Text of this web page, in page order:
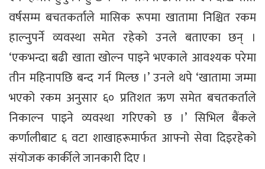
वर्षसम्म बचतकर्ताले मासिक रूपमा खातामा निश्चित रकम
हाल्नुपर्ने व्यवस्था समेत रहेको उनले बताएका छन् ।
‘एकभन्दा बढी खाता खोल्न पाइने भएकाले आवश्यक परेमा
तीन महिनापछि बन्द गर्न मिल्छ ।’ उनले थपे ‘खातामा जम्मा
भएको रकम अनुसार ६० प्रतिशत ऋण समेत बचतकर्ताले
निकाल्न पाइने व्यवस्था गरिएको छ ।’ सिभिल बैंकले
कर्णालीबाट ६ वटा शाखाहरूमार्फत आफ्नो सेवा दिइरहेको
संयोजक कार्कीले जानकारी दिए ।